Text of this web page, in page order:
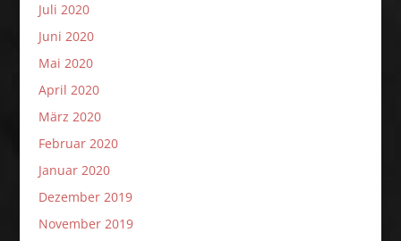
Juli 2020
Juni 2020
Mai 2020
April 2020
März 2020
Februar 2020
Januar 2020
Dezember 2019
November 2019